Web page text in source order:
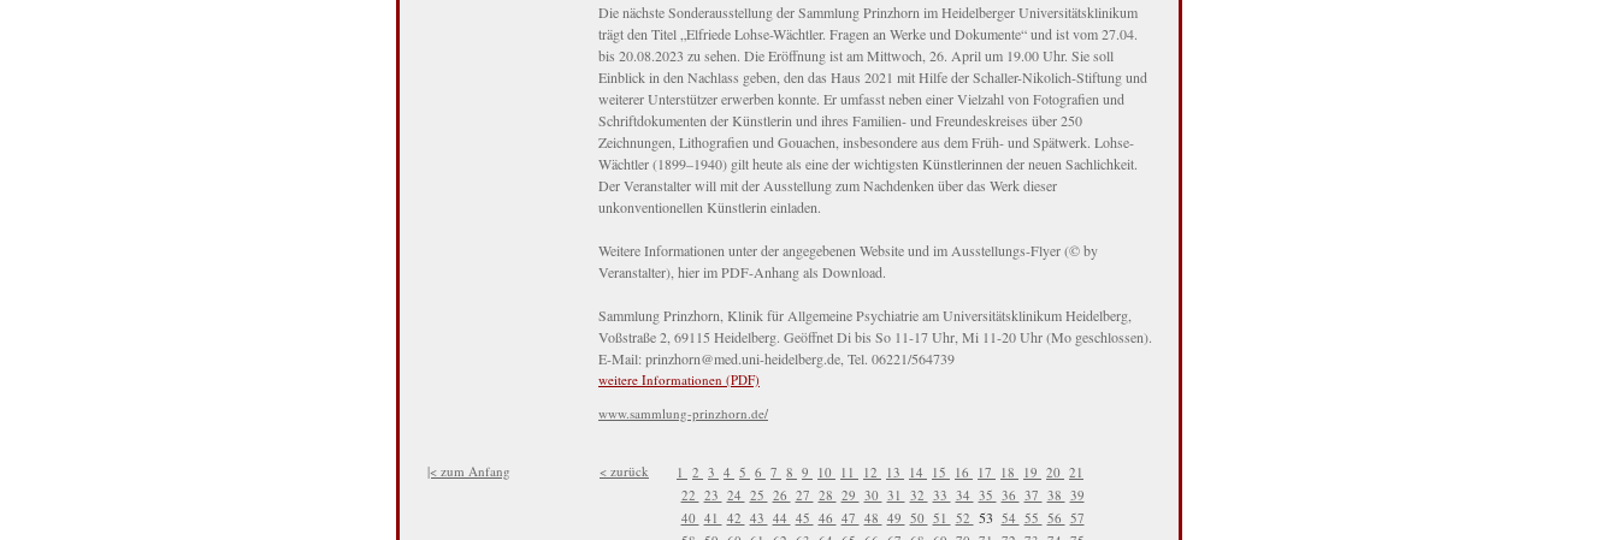
Die nächste Sonderausstellung der Sammlung Prinzhorn im Heidelberger Universitätsklinikum
trägt den Titel „Elfriede Lohse-Wächtler. Fragen an Werke und Dokumente“ und ist vom 27.04.
bis 20.08.2023 zu sehen. Die Eröffnung ist am Mittwoch, 26. April um 19.00 Uhr. Sie soll
Einblick in den Nachlass geben, den das Haus 2021 mit Hilfe der Schaller-Nikolich-Stiftung und
weiterer Unterstützer erwerben konnte. Er umfasst neben einer Vielzahl von Fotografien und
Schriftdokumenten der Künstlerin und ihres Familien- und Freundeskreises über 250
Zeichnungen, Lithografien und Gouachen, insbesondere aus dem Früh- und Spätwerk. Lohse-
Wächtler (1899–1940) gilt heute als eine der wichtigsten Künstlerinnen der neuen Sachlichkeit.
Der Veranstalter will mit der Ausstellung zum Nachdenken über das Werk dieser
unkonventionellen Künstlerin einladen.
Weitere Informationen unter der angegebenen Website und im Ausstellungs-Flyer (© by
Veranstalter), hier im PDF-Anhang als Download.
Sammlung Prinzhorn, Klinik für Allgemeine Psychiatrie am Universitätsklinikum Heidelberg,
Voßstraße 2, 69115 Heidelberg. Geöffnet Di bis So 11-17 Uhr, Mi 11-20 Uhr (Mo geschlossen).
E-Mail: prinzhorn@med.uni-heidelberg.de, Tel. 06221/564739
weitere Informationen (PDF)
www.sammlung-prinzhorn.de/
|< zum Anfang < zurück 1 2 3 4 5 6 7 8 9 10 11 12 13 14 15 16 17 18 19 20 21
22 23 24 25 26 27 28 29 30 31 32 33 34 35 36 37 38 39
40 41 42 43 44 45 46 47 48 49 50 51 52 53 54 55 56 57